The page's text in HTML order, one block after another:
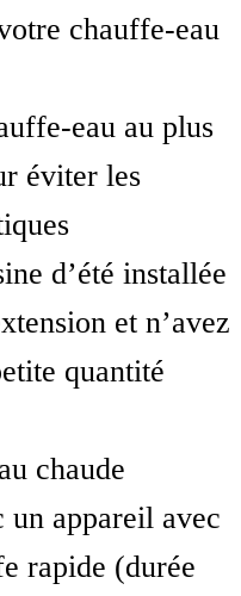
chauffe-eau
eau au plus
éviter les
d’été installée
et n’avez
quantité
chaude
un appareil avec
rapide (durée